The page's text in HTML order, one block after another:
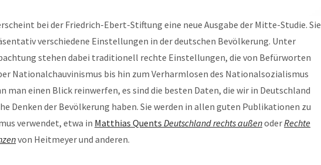
bei der Friedrich-Ebert-Stiftung eine neue Ausgabe der Mitte-Studie. Sie
verschiedene Einstellungen in der deutschen Bevölkerung. Unter
stehen dabei traditionell rechte Einstellungen, die von Befürworten
Nationalchauvinismus bis hin zum Verharmlosen des Nationalsozialismus
man einen Blick reinwerfen, es sind die besten Daten, die wir in Deutschland
Denken der Bevölkerung haben. Sie werden in allen guten Publikationen zu
verwendet, etwa in Matthias Quents Deutschland rechts außenoderRechte
von Heitmeyer und anderen.